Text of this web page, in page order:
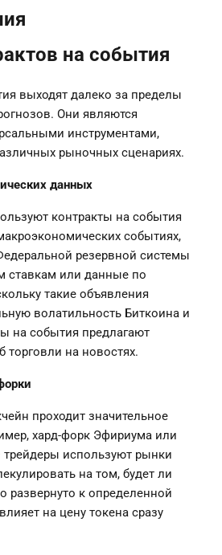
на события
выходят далеко за пределы
Они являются
инструментами,
рыночных сценариях.
данных
контракты на события
событиях,
резервной системы
или данные по
такие объявления
волатильность Биткоина и
на события предлагают
на новостях.
проходит значительное
хард-форк Эфириума или
трейдеры используют рынки
на том, будет ли
развернуто к определенной
на цену токена сразу